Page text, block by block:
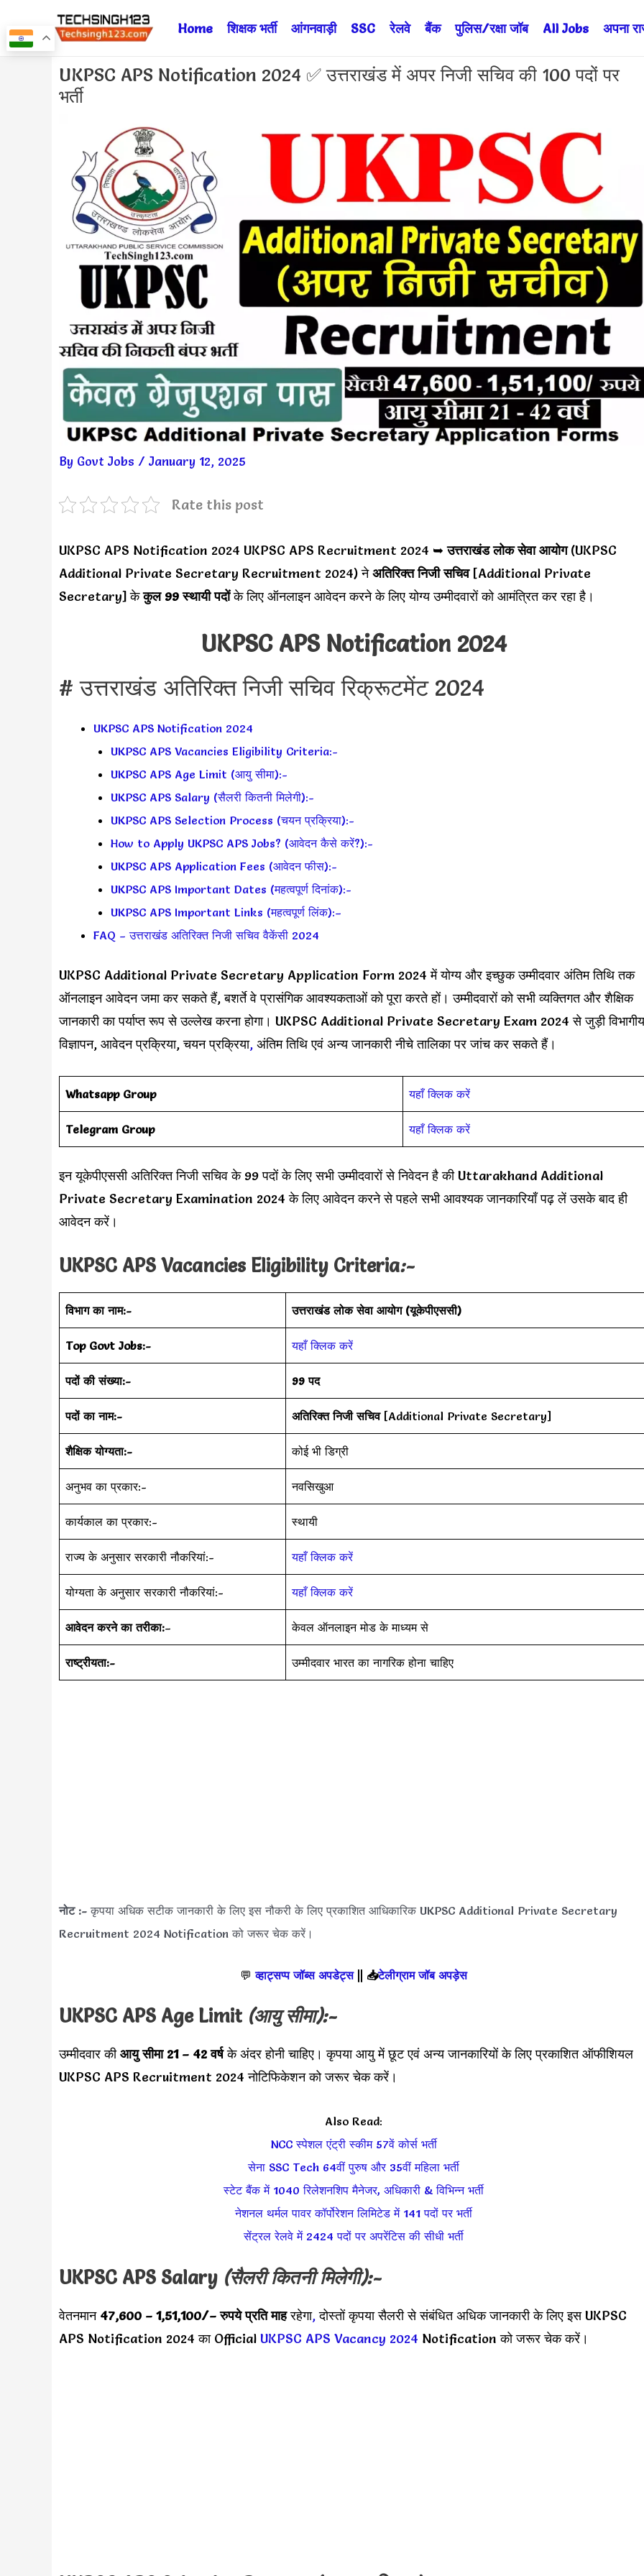
to
Home शिक्षक भर्ती आंगनवाड़ी SSC रेलवे बैंक पुलिस/रक्षा जॉब All Jobs अपना
UKPSC APS Notification 2024 ✅ उत्तराखंड में अपर निजी सचिव की 100 पदों पर
भर्ती
By Govt Jobs / January 12, 2025
Rate this post
UKPSC APS Notification 2024 UKPSC APS Recruitment 2024 ➥ उत्तराखंड लोक सेवा आयोग(UKPSC
Additional Private Secretary Recruitment 2024) नेअतिरिक्त निजी सचिव[Additional Private
Secretary] केकुल 99 स्थायी पदोंके लिए ऑनलाइन आवेदन करने के लिए योग्य उम्मीदवारों को आमंत्रित कर रहा है।
UKPSC APS Notification 2024
# उत्तराखंड अतिरिक्त निजी सचिव रिक्रूटमेंट 2024
UKPSC APS Notification 2024
UKPSC APS Vacancies Eligibility Criteria:-
UKPSC APS Age Limit (आयु सीमा):-
UKPSC APS Salary (सैलरी कितनी मिलेगी):-
UKPSC APS Selection Process (चयन प्रक्रिया):-
How to Apply UKPSC APS Jobs? (आवेदन कैसे करें?):-
UKPSC APS Application Fees (आवेदन फीस):-
UKPSC APS Important Dates (महत्वपूर्ण दिनांक):-
UKPSC APS Important Links (महत्वपूर्ण लिंक):–
FAQ – उत्तराखंड अतिरिक्त निजी सचिव वैकेंसी 2024
UKPSC Additional Private Secretary Application Form 2024 में योग्य और इच्छुक उम्मीदवार अंतिम तिथि तक
ऑनलाइन आवेदन जमा कर सकते हैं, बशर्ते वे प्रासंगिक आवश्यकताओं को पूरा करते हों। उम्मीदवारों को सभी व्यक्तिगत और शैक्षिक
जानकारी का पर्याप्त रूप से उल्लेख करना होगा। UKPSC Additional Private Secretary Exam 2024 से जुड़ी विभागीय
विज्ञापन, आवेदन प्रक्रिया, चयन प्रक्रिया, अंतिम तिथि एवं अन्य जानकारी नीचे तालिका पर जांच कर सकते हैं।
Whatsapp Group यहाँ क्लिक करें
Telegram Group यहाँ क्लिक करें
इन यूकेपीएससी अतिरिक्त निजी सचिव के 99 पदों के लिए सभी उम्मीदवारों से निवेदन है की Uttarakhand Additional
Private Secretary Examination 2024 के लिए आवेदन करने से पहले सभी आवश्यक जानकारियाँ पढ़ लें उसके बाद ही
आवेदन करें।
UKPSC APS Vacancies Eligibility Criteria:-
विभाग का नाम:- उत्तराखंड लोक सेवा आयोग (यूकेपीएससी)
Top Govt Jobs:- यहाँ क्लिक करें
पदों की संख्या:- 99 पद
पदों का नाम:- अतिरिक्त निजी सचिव[Additional Private Secretary]
शैक्षिक योग्यता:- कोई भी डिग्री
अनुभव का प्रकार:- नवसिखुआ
कार्यकाल का प्रकार:- स्थायी
राज्य के अनुसार सरकारी नौकरियां:- यहाँ क्लिक करें
योग्यता के अनुसार सरकारी नौकरियां:- यहाँ क्लिक करें
आवेदन करने का तरीका:– केवल ऑनलाइन मोड के माध्यम से
राष्ट्रीयता:- उम्मीदवार भारत का नागरिक होना चाहिए
नोट :- कृपया अधिक सटीक जानकारी के लिए इस नौकरी के लिए प्रकाशित आधिकारिक UKPSC Additional Private Secretary
Recruitment 2024 Notification को जरूर चेक करें।
💬 व्हाट्सप्प जॉब्स अपडेट्स|| 📥टेलीग्राम जॉब अपड़ेस
UKPSC APS Age Limit (आयु सीमा):-
उम्मीदवार कीआयु सीमा 21 – 42 वर्षके अंदर होनी चाहिए। कृपया आयु में छूट एवं अन्य जानकारियों के लिए प्रकाशित ऑफीशियल
UKPSC APS Recruitment 2024 नोटिफिकेशन को जरूर चेक करें।
Also Read:
NCC स्पेशल एंट्री स्कीम 57वें कोर्स भर्ती
सेना SSC Tech 64वीं पुरुष और 35वीं महिला भर्ती
स्टेट बैंक में 1040 रिलेशनशिप मैनेजर, अधिकारी & विभिन्न भर्ती
नेशनल थर्मल पावर कॉर्पोरेशन लिमिटेड में 141 पदों पर भर्ती
सेंट्रल रेलवे में 2424 पदों पर अपरेंटिस की सीधी भर्ती
UKPSC APS Salary (सैलरी कितनी मिलेगी):-
वेतनमान 47,600 – 1,51,100/– रुपये प्रति माहरहेगा,दोस्तों कृपया सैलरी से संबंधित अधिक जानकारी के लिए इस UKPSC
APS Notification 2024 का Official UKPSC APS Vacancy 2024 Notification को जरूर चेक करें।
Post
navigation